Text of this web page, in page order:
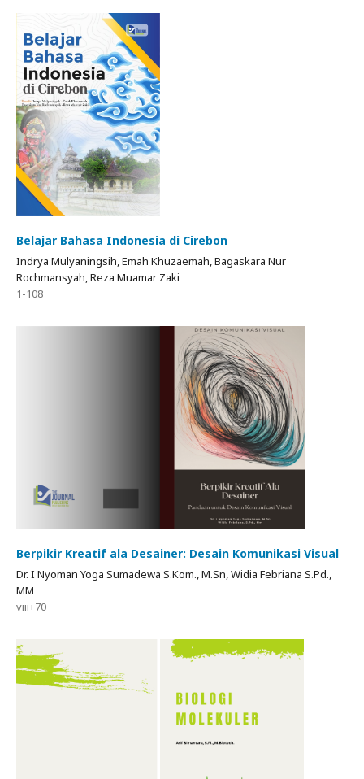
Belajar Bahasa Indonesia di Cirebon
Indrya Mulyaningsih, Emah Khuzaemah, Bagaskara Nur
Rochmansyah, Reza Muamar Zaki
1-108
Berpikir Kreatif ala Desainer: Desain Komunikasi Visual
Dr. I Nyoman Yoga Sumadewa S.Kom., M.Sn, Widia Febriana S.Pd.,
MM
viii+70